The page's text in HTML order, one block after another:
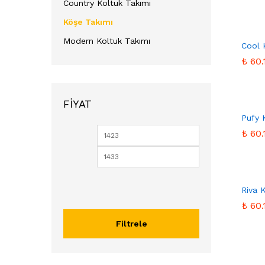
Cool
₺
₺
Pufy
₺
₺
Riva
₺
₺
Country Koltuk Takımı
Köşe Takımı
Modern Koltuk Takımı
FIYAT
Filtrele